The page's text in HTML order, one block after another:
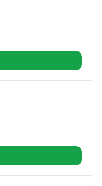
într-o filă nouă)
într-o filă nouă)